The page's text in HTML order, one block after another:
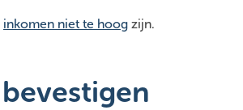
inkomen niet te hoog zijn.